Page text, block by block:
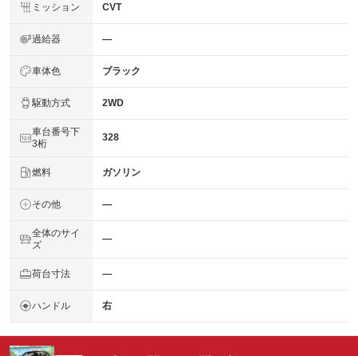
ミッション CVT
過給器 ―
車体色 ブラック
駆動方式 2WD
車台番号下
3桁
328
燃料 ガソリン
その他 ―
全体のサイ
ズ
―
荷台寸法 ―
ハンドル 右